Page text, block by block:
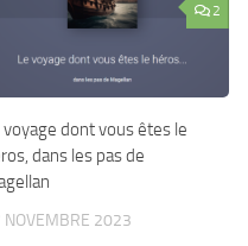
2
voyage dont vous êtes le
dans les pas de
NOVEMBRE 2023